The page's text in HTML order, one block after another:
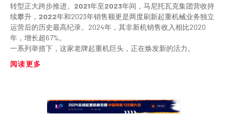
转型正大跨步推进。 2021年至2023年间，马尼托瓦克集团营收持
续攀升， 2022年和2023年销售额更是两度刷新起重机械业务独立
运营后的历史最高纪录。2024年，其非新机销售收入相比2020
年，增长超67%。
一系列举措下，这家老牌起重机巨头，正在焕发新的活力。
阅读更多